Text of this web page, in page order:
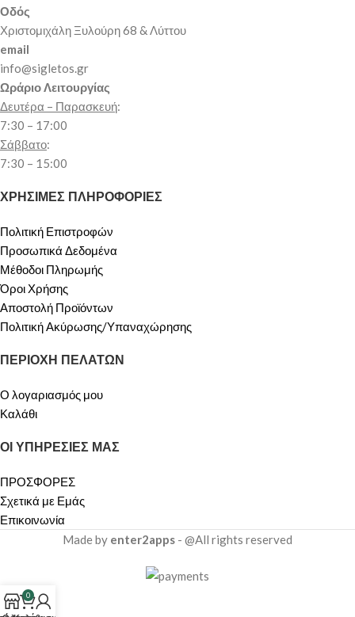
Οδός
Χριστομιχάλη Ξυλούρη 68 & Λύττου
email
info@sigletos.gr
Ωράριο Λειτουργίας
Δευτέρα – Παρασκευή:
7:30 – 17:00
Σάββατο:
7:30 – 15:00
ΧΡΗΣΙΜΕΣ ΠΛΗΡΟΦΟΡΙΕΣ
Πολιτική Επιστροφών
Προσωπικά Δεδομένα
Μέθοδοι Πληρωμής
Όροι Χρήσης
Αποστολή Προϊόντων
Πολιτική Ακύρωσης/Υπαναχώρησης
ΠΕΡΙΟΧΗ ΠΕΛΑΤΩΝ
Ο λογαριασμός μου
Καλάθι
ΟΙ ΥΠΗΡΕΣΙΕΣ ΜΑΣ
ΠΡΟΣΦΟΡΕΣ
Σχετικά με Εμάς
Επικοινωνία
Made by enter2apps - @All rights reserved
0